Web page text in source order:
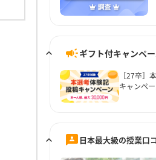
ギフト付キャンペ
［27卒］
キャンペ
日本最大級の授業口